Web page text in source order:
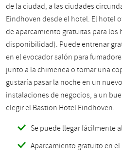
de la ciudad, a las ciudades
Eindhoven desde el hotel. El hotel
de aparcamiento gratuitas para los
disponibilidad). Puede entrenar
en el evocador salón para
junto a la chimenea o tomar una
gustaría pasar la noche en un
instalaciones de negocios, a un
elegir el Bastion Hotel Eindhoven.
Se puede llegar fácilmente
Aparcamiento gratuito en